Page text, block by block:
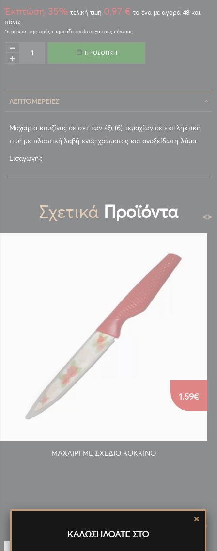
Έκπτώση 35% τελική τιμή 0,97 € το ένα με αγορά 48 και
πάνω
ΠΡΟΣΘΉΚΗ
ΛΕΠΤΟΜΈΡΕΙΕΣ
Μαχαίρια κουζίνας σε σετ των έξι (6) τεμαχίων σε εκπληκτική
τιμή με πλαστική λαβή ενός χρώματος και ανοξείδωτη λάμα.
Εισαγωγής
Σχετικά Προϊόντα
ΜΑΧΑΙΡΙ ΜΕ ΣΧΕΔΙΟ ΚΟΚΚΙΝΟ
1.59€
<>
<
>
ΚΑΛΩΣΗΛΘΑΤΕ ΣΤΟ